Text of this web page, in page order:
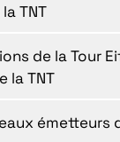
TNT
de la Tour
la TNT
émetteurs